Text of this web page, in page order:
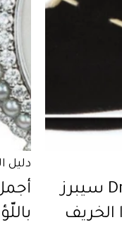
شوكر Dries Van Noten سيبرز
دليل